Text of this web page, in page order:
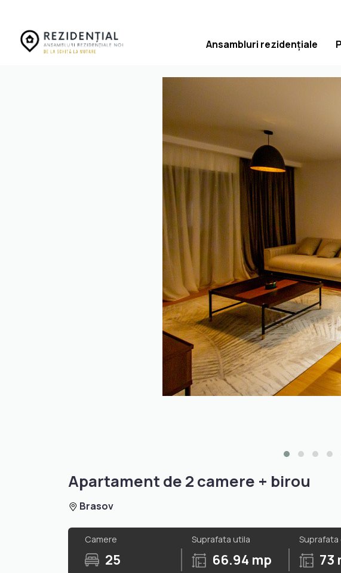
Ansambluri rezidențiale
Apartament de 2 camere + birou
Brasov
Camere
25
Suprafata utila
66.94 mp 73